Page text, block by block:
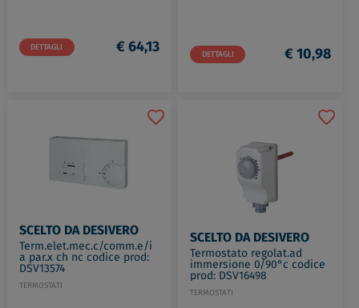
DETTAGLI € 64,13 DETTAGLI € 10,98
SCELTO DA DESIVERO
Term.elet.mec.c/comm.e/i
a par.x ch nc codice prod:
DSV13574
TERMOSTATI
SCELTO DA DESIVERO
Termostato regolat.ad
immersione 0/90°c codice
prod: DSV16498
TERMOSTATI